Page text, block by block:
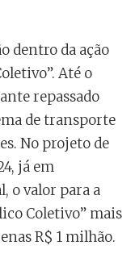
dentro da ação
Até o
repassado
de transporte
No projeto de
já em
o valor para a
Coletivo” mais
R$ 1 milhão.